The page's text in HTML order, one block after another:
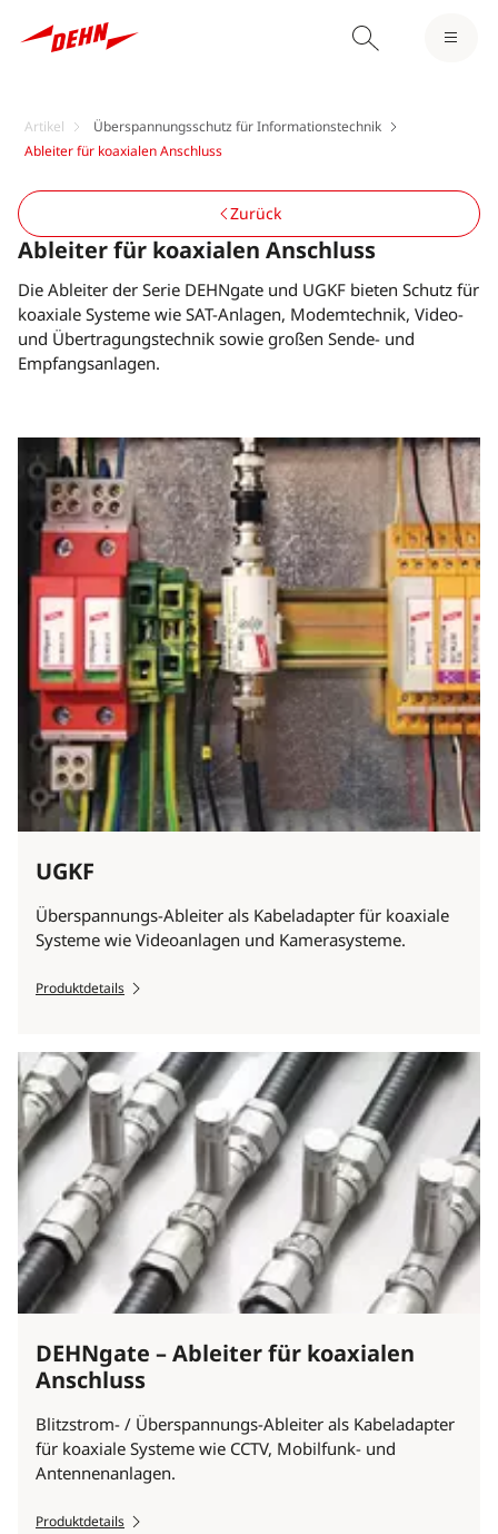
Artikel
Überspannungsschutz für Informationstechnik
Ableiter für koaxialen Anschluss
Ableiter für koaxialen Anschluss
Die Ableiter der Serie DEHNgate und UGKF bieten Schutz für
koaxiale Systeme wie SAT-Anlagen, Modemtechnik, Video-
und Übertragungstechnik sowie großen Sende- und
Empfangsanlagen.
Zurück
UGKF
Überspannungs-Ableiter als Kabeladapter für koaxiale
Systeme wie Videoanlagen und Kamerasysteme.
Produktdetails
DEHNgate – Ableiter für koaxialen
Anschluss
Blitzstrom- / Überspannungs-Ableiter als Kabeladapter
für koaxiale Systeme wie CCTV, Mobilfunk- und
Antennenanlagen.
Produktdetails